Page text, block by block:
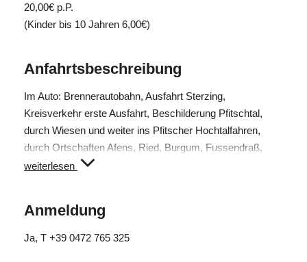
20,00€ p.P.
(Kinder bis 10 Jahren 6,00€)
Anfahrtsbeschreibung
Im Auto: Brennerautobahn, Ausfahrt Sterzing,
Kreisverkehr erste Ausfahrt, Beschilderung Pfitschtal,
durch Wiesen und weiter ins Pfitscher Hochtalfahren,
durch Ortschaften Afens, Ried, Burgum, Fussendraß,
Abzweigung nach Kematen, Hotel Dorfwirt ist im Zentrum
weiterlesen
Anmeldung
Ja, T +39 0472 765 325